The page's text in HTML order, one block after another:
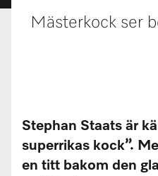
Mästerkock ser
Stephan Staats är
superrikas kock”.
en titt bakom den